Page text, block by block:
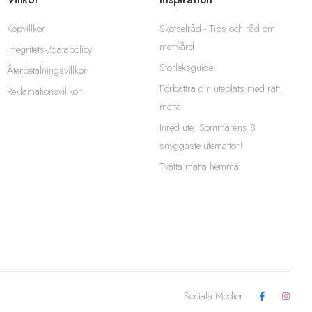
Köpvillkor
Integritets-/datapolicy
Återbetalningsvillkor
Reklamationsvillkor
Skötselråd - Tips och råd om
mattvård
Storleksguide
Förbättra din uteplats med rätt
matta
Inred ute: Sommarens 8
snyggaste utemattor!
Tvätta matta hemma
Sociala Medier